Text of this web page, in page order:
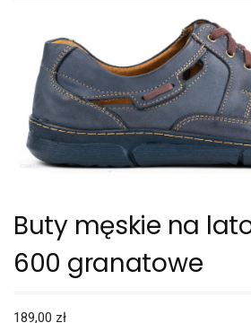
Buty męskie na
600 granatowe
189,00 zł